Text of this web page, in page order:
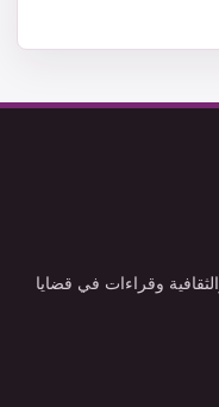
وقراءات في قضايا